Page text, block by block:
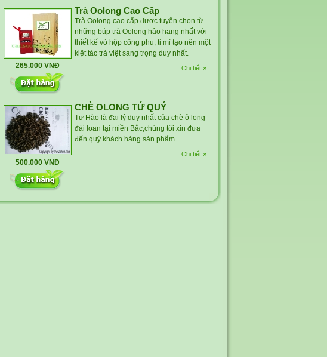
265.000 VNĐ
Trà Oolong Cao Cấp
Trà Oolong cao cấp được tuyển chọn từ
những búp trà Oolong hảo hạng nhất với
thiết kế vỏ hộp công phu, tỉ mỉ tạo nên một
kiệt tác trà việt sang trọng duy nhất.
Chi tiết »
500.000 VNĐ
CHÈ OLONG TỨ QUÝ
Tự Hào là đại lý duy nhất của chè ô long
đài loan tại miền Bắc,chúng tôi xin đưa
đến quý khách hàng sản phẩm...
Chi tiết »